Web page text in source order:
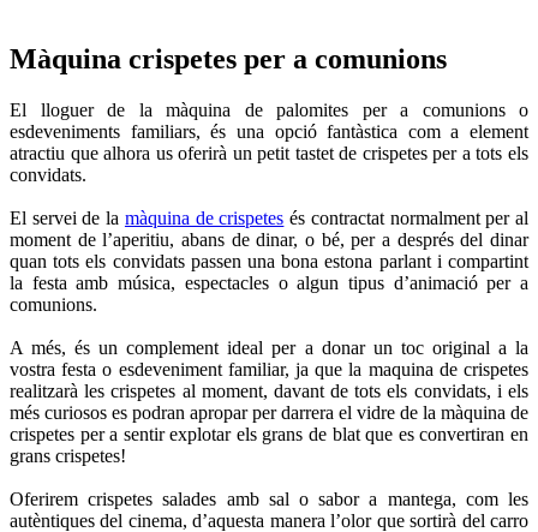
Màquina crispetes per a comunions
El lloguer de la màquina de palomites per a comunions o
esdeveniments familiars, és una opció fantàstica com a element
atractiu que alhora us oferirà un petit tastet de crispetes per a tots els
convidats.
El servei de la màquina de crispetes és contractat normalment per al
moment de l’aperitiu, abans de dinar, o bé, per a després del dinar
quan tots els convidats passen una bona estona parlant i compartint
la festa amb música, espectacles o algun tipus d’animació per a
comunions.
A més, és un complement ideal per a donar un toc original a la
vostra festa o esdeveniment familiar, ja que la maquina de crispetes
realitzarà les crispetes al moment, davant de tots els convidats, i els
més curiosos es podran apropar per darrera el vidre de la màquina de
crispetes per a sentir explotar els grans de blat que es convertiran en
grans crispetes!
Oferirem crispetes salades amb sal o sabor a mantega, com les
autèntiques del cinema, d’aquesta manera l’olor que sortirà del carro